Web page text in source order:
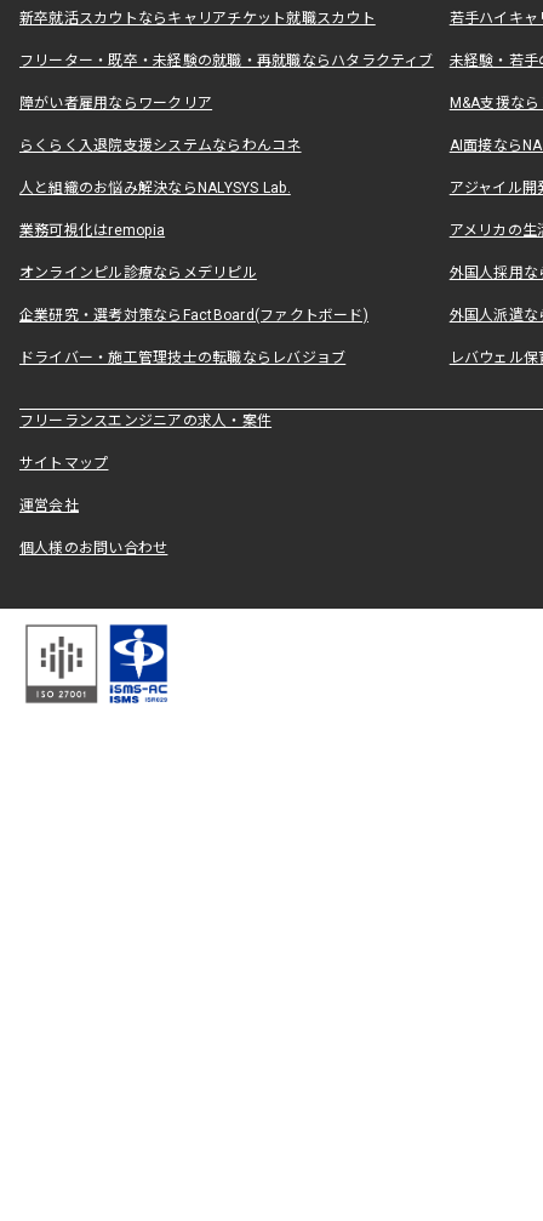
新卒就活スカウトならキャリアチケット就職スカウト 若手ハイキ
フリーター・既卒・未経験の就職・再就職ならハタラクティブ 未経験・若手
障がい者雇用ならワークリア M&A支援な
らくらく入退院支援システムならわんコネ AI面接なら
人と組織のお悩み解決ならNALYSYS Lab. アジャイル
業務可視化はremopia アメリカの
オンラインピル診療ならメデリピル 外国人採用
企業研究・選考対策ならFactBoard(ファクトボード) 外国人派遣な
ドライバー・施工管理技士の転職ならレバジョブ レバウェル
フリーランスエンジニアの求人・案件
サイトマップ
運営会社
個人様のお問い合わせ